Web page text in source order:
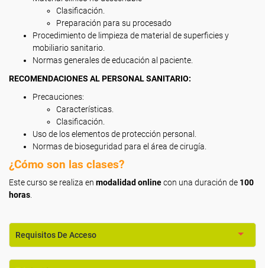
Clasificación.
Preparación para su procesado
Procedimiento de limpieza de material de superficies y
mobiliario sanitario.
Normas generales de educación al paciente.
RECOMENDACIONES AL PERSONAL SANITARIO:
Precauciones:
Características.
Clasificación.
Uso de los elementos de protección personal.
Normas de bioseguridad para el área de cirugía.
¿Cómo son las clases?
Este curso se realiza en modalidad onlinecon una duración de 100
horas
Requisitos De Acceso